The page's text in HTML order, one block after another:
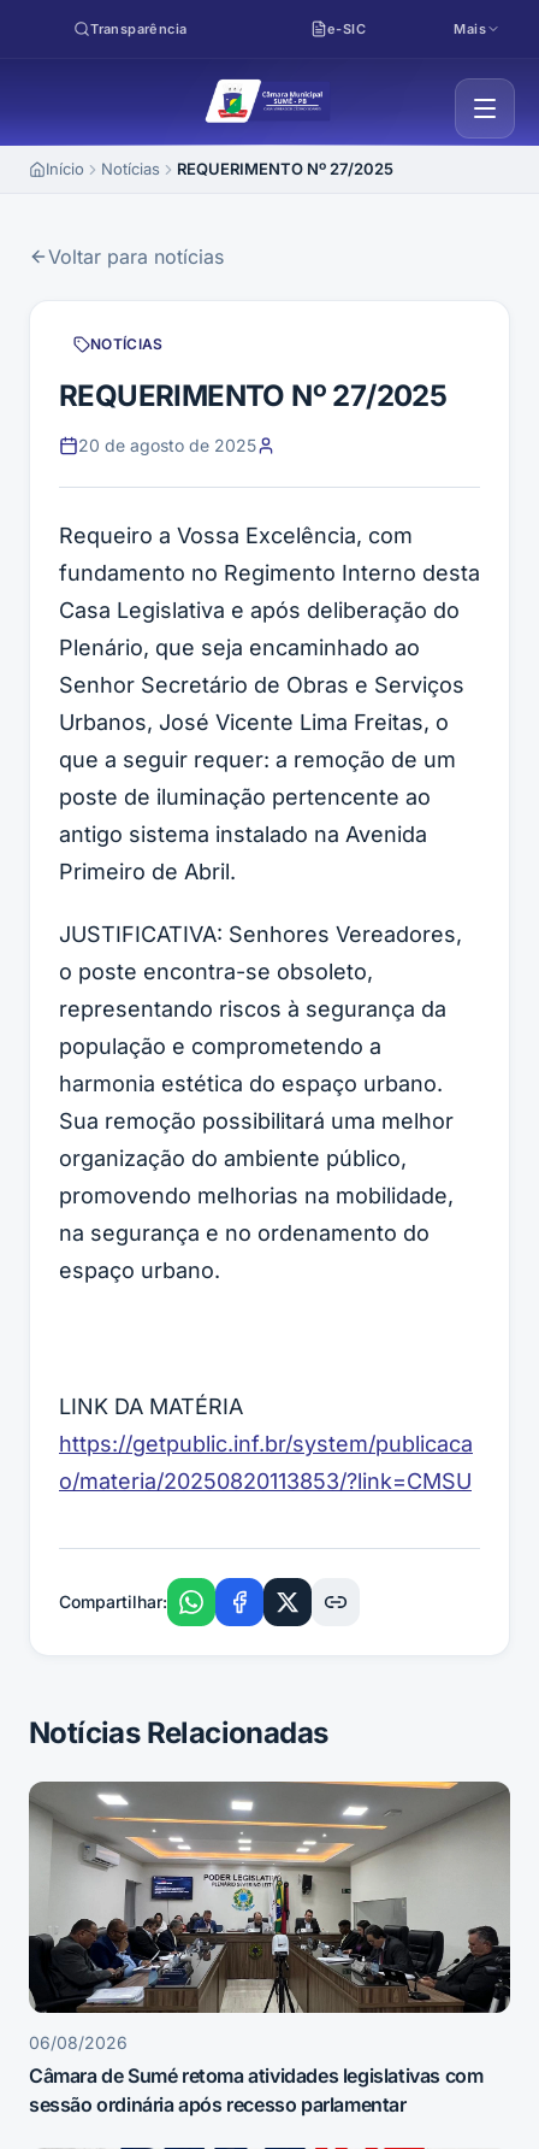
Transparência e-SIC Mais
Início Notícias REQUERIMENTO Nº 27/2025
Voltar para notícias
NOTÍCIAS
REQUERIMENTO Nº 27/2025
20 de agosto de 2025
Requeiro a Vossa Excelência, com
fundamento no Regimento Interno desta
Casa Legislativa e após deliberação do
Plenário, que seja encaminhado ao
Senhor Secretário de Obras e Serviços
Urbanos, José Vicente Lima Freitas, o
que a seguir requer: a remoção de um
poste de iluminação pertencente ao
antigo sistema instalado na Avenida
Primeiro de Abril.
JUSTIFICATIVA: Senhores Vereadores,
o poste encontra-se obsoleto,
representando riscos à segurança da
população e comprometendo a
harmonia estética do espaço urbano.
Sua remoção possibilitará uma melhor
organização do ambiente público,
promovendo melhorias na mobilidade,
na segurança e no ordenamento do
espaço urbano.
LINK DA MATÉRIA
https://getpublic.inf.br/system/publicaca
o/materia/20250820113853/?link=CMSU
Compartilhar:
Notícias Relacionadas
06/08/2026
Câmara de Sumé retoma atividades legislativas com
sessão ordinária após recesso parlamentar